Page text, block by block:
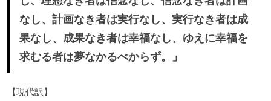
なし、計画なき者は実行なし、実行なき者は成
果なし、成果なき者は幸福なし、ゆえに幸福を
求むる者は夢なかるべからず。」
【現代訳】